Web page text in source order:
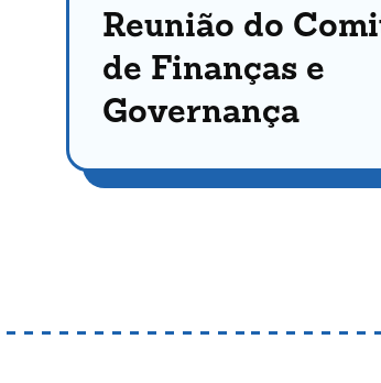
Reunião do
de Finanças e
Governança